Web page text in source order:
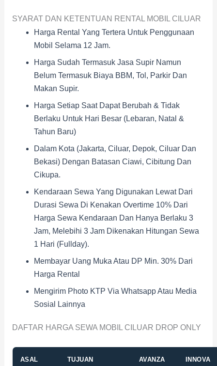
SYARAT DAN KETENTUAN RENTAL MOBIL CILUAR
Harga Rental Yang Tertera Untuk Penggunaan
Mobil Selama 12 Jam.
Harga Sudah Termasuk Jasa Supir Namun
Belum Termasuk Biaya BBM, Tol, Parkir Dan
Makan Supir.
Harga Setiap Saat Dapat Berubah & Tidak
Berlaku Untuk Hari Besar (Lebaran, Natal &
Tahun Baru)
Dalam Kota (Jakarta, Ciluar, Depok, Ciluar Dan
Bekasi) Dengan Batasan Ciawi, Cibitung Dan
Cikupa.
Kendaraan Sewa Yang Digunakan Lewat Dari
Durasi Sewa Di Kenakan Overtime 10% Dari
Harga Sewa Kendaraan Dan Hanya Berlaku 3
Jam, Melebihi 3 Jam Dikenakan Hitungan Sewa
1 Hari (fullday).
Membayar Uang Muka Atau DP Min. 30% Dari
Harga Rental
Mengirim Photo KTP Via Whatsapp Atau Media
Sosial Lainnya
DAFTAR HARGA SEWA MOBIL CILUAR DROP ONLY
ASAL TUJUAN AVANZA INNOVA